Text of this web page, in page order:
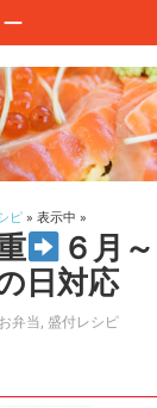
ピ» 表示中 »
６月
日対応
弁当, 盛付レシピ